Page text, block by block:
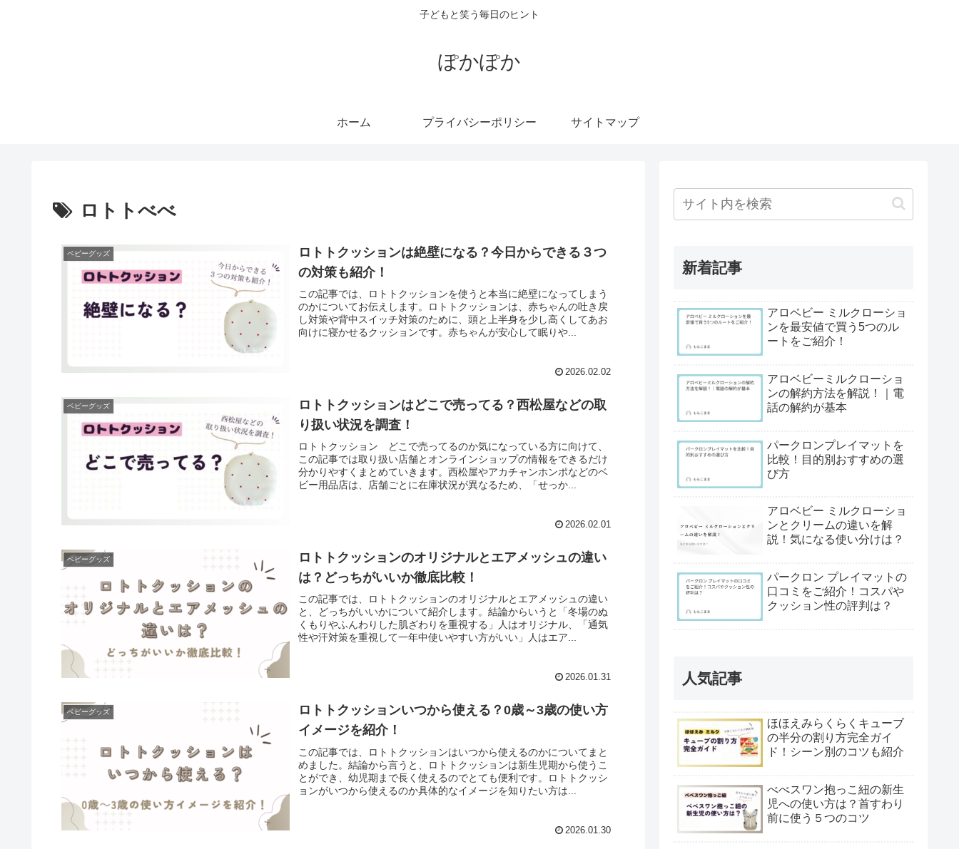
子どもと笑う毎日のヒント
ぽかぽか
ホーム プライバシーポリシー サイトマップ
ロトトべべ
ベビーグッズ
ロトトクッションは絶壁になる？今日からできる３つ
の対策も紹介！
この記事では、ロトトクッションを使うと本当に絶壁になってしまう
のかについてお伝えします。ロトトクッションは、赤ちゃんの吐き戻
し対策や背中スイッチ対策のために、頭と上半身を少し高くしてあお
向けに寝かせるクッションです。赤ちゃんが安心して眠りや...
2026.02.02
ベビーグッズ
ロトトクッションはどこで売ってる？西松屋などの取
り扱い状況を調査！
ロトトクッション どこで売ってるのか気になっている方に向けて、
この記事では取り扱い店舗とオンラインショップの情報をできるだけ
分かりやすくまとめていきます。西松屋やアカチャンホンポなどのベ
ビー用品店は、店舗ごとに在庫状況が異なるため、「せっか...
2026.02.01
ベビーグッズ
ロトトクッションのオリジナルとエアメッシュの違い
は？どっちがいいか徹底比較！
この記事では、ロトトクッションのオリジナルとエアメッシュの違い
と、どっちがいいかについて紹介します。結論からいうと「冬場のぬ
くもりやふんわりした肌ざわりを重視する」人はオリジナル、「通気
性や汗対策を重視して一年中使いやすい方がいい」人はエア...
2026.01.31
ベビーグッズ
ロトトクッションいつから使える？0歳～3歳の使い方
イメージを紹介！
この記事では、ロトトクッションはいつから使えるのかについてまと
めました。結論から言うと、ロトトクッションは新生児期から使うこ
とができ、幼児期まで長く使えるのでとても便利です。ロトトクッシ
ョンがいつから使えるのか具体的なイメージを知りたい方は...
2026.01.30
新着記事
アロベビー ミルクローショ
ンを最安値で買う5つのル
ートをご紹介！
アロベビーミルクローショ
ンの解約方法を解説！｜電
話の解約が基本
パークロンプレイマットを
比較！目的別おすすめの選
び方
アロベビー ミルクローショ
ンとクリームの違いを解
説！気になる使い分けは？
パークロン プレイマットの
口コミをご紹介！コスパや
クッション性の評判は？
人気記事
ほほえみらくらくキューブ
の半分の割り方完全ガイ
ド！シーン別のコツも紹介
べべスワン抱っこ紐の新生
児への使い方は？首すわり
前に使う５つのコツ